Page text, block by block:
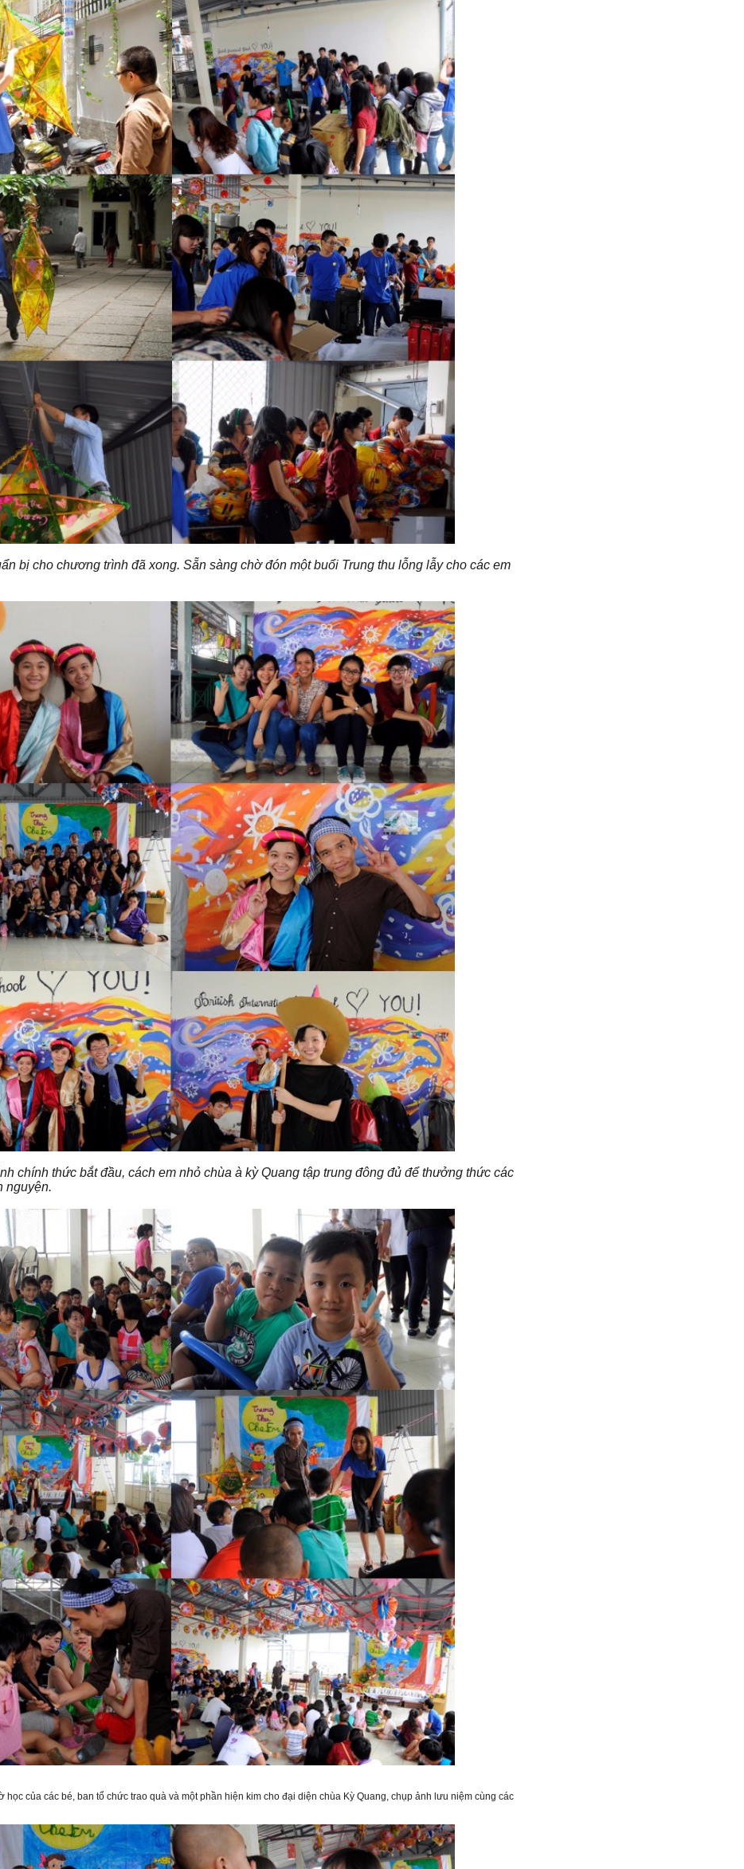
bị cho chương trình đã xong. Sẵn sàng chờ đón một buổi Trung thu lỗng lẫy cho các em
chính thức bắt đầu, cách em nhỏ chùa à kỳ Quang tập trung đông đủ để thưởng thức các
nguyện.
học của các bé, ban tổ chức trao quà và một phần hiện kim cho đại diện chùa Kỳ Quang, chụp ảnh lưu niệm cùng các